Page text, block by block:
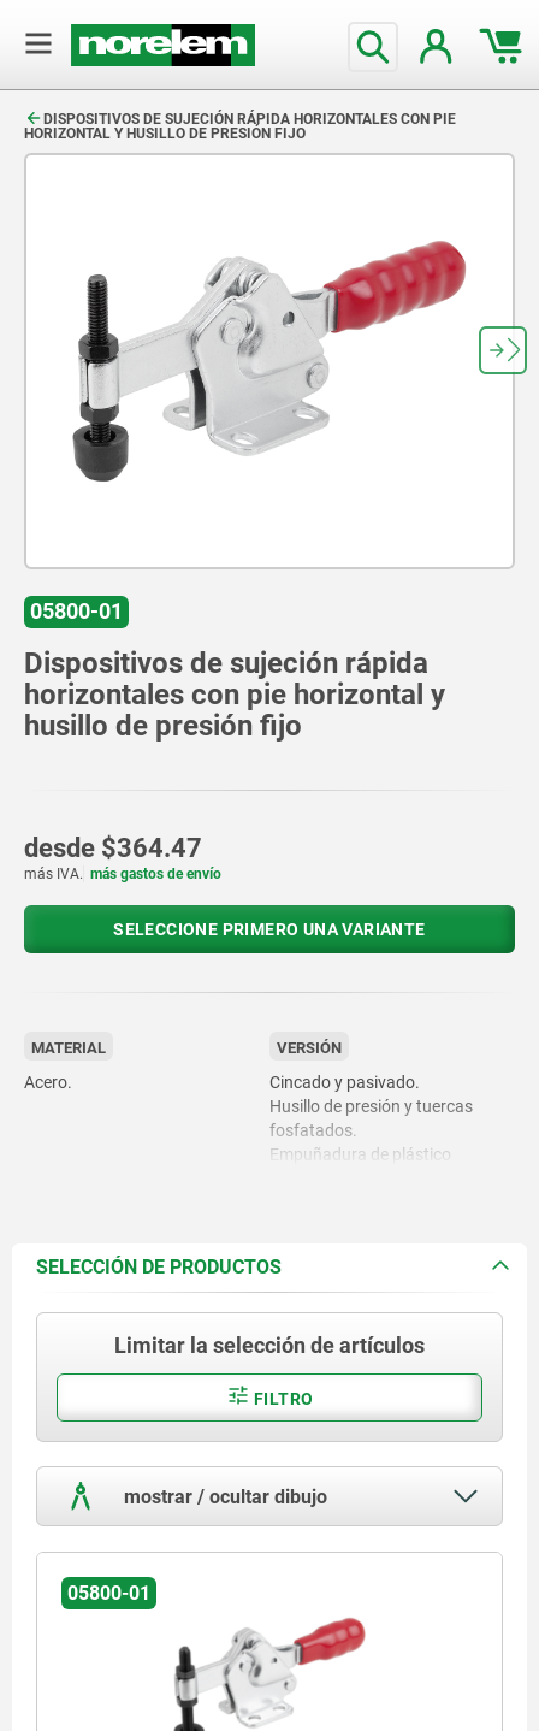
DISPOSITIVOS DE SUJECIÓN RÁPIDA HORIZONTALES CON PIE
HORIZONTAL Y HUSILLO DE PRESIÓN FIJO
05800-01
Dispositivos de sujeción rápida
horizontales con pie horizontal y
husillo de presión fijo
desde $364.47
más IVA. más gastos de envío
SELECCIONE PRIMERO UNA VARIANTE
MATERIAL
Acero.
VERSIÓN
Cincado y pasivado.
Husillo de presión y tuercas
fosfatados.
Empuñadura de plástico
SELECCIÓN DE PRODUCTOS
Limitar la selección de artículos
FILTRO
mostrar / ocultar dibujo
05800-01